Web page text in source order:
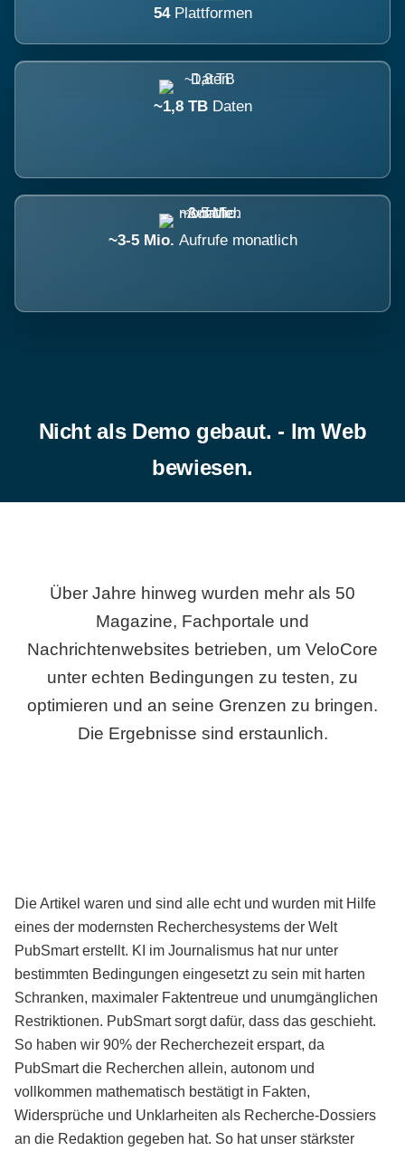
54 Plattformen
~1,8 TB Daten
~3-5 Mio. Aufrufe monatlich
Nicht als Demo gebaut. - Im Web
bewiesen.
Über Jahre hinweg wurden mehr als 50
Magazine, Fachportale und
Nachrichtenwebsites betrieben, um VeloCore
unter echten Bedingungen zu testen, zu
optimieren und an seine Grenzen zu bringen.
Die Ergebnisse sind erstaunlich.
Die Artikel waren und sind alle echt und wurden mit Hilfe
eines der modernsten Recherchesystems der Welt
PubSmart erstellt. KI im Journalismus hat nur unter
bestimmten Bedingungen eingesetzt zu sein mit harten
Schranken, maximaler Faktentreue und unumgänglichen
Restriktionen. PubSmart sorgt dafür, dass das geschieht.
So haben wir 90% der Recherchezeit erspart, da
PubSmart die Recherchen allein, autonom und
vollkommen mathematisch bestätigt in Fakten,
Widersprüche und Unklarheiten als Recherche-Dossiers
an die Redaktion gegeben hat. So hat unser stärkster